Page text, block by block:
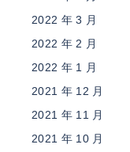
2022 年 3 月
2022 年 2 月
2022 年 1 月
2021 年 12 月
2021 年 11 月
2021 年 10 月